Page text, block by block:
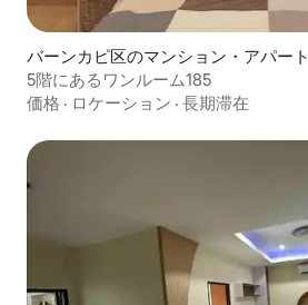
バーンカピ区のマンション・アパート
5階にあるワンルーム185
価格 · ロケーション · 長期滞在